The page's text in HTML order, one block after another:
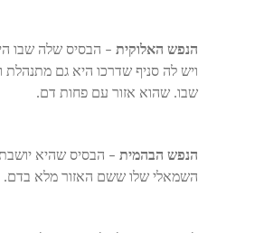
הנפש האלוקית – הבסיס שלה שבו
ויש לה סניף שדרכו היא גם מתנהלת
שבו. שהוא אזור עם פחות דם.
הנפש הבהמית – הבסיס שהיא
השמאלי שלו ששם האזור מלא בדם.